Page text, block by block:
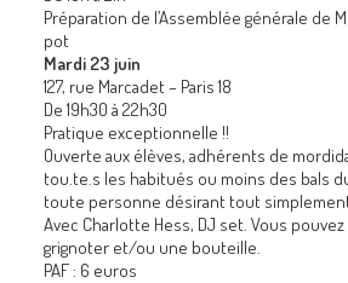
Préparation de l’Assemblée générale de
pot
Mardi 23 juin
127, rue Marcadet – Paris 18
De 19h30 à 22h30
Pratique exceptionnelle !!
Ouverte aux élèves, adhérents de
tou.te.s les habitués ou moins des bals
toute personne désirant tout
Avec Charlotte Hess, DJ set. Vous
grignoter et/ou une bouteille.
PAF : 6 euros